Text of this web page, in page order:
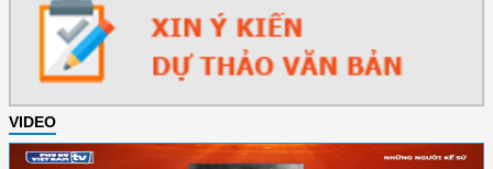
VIDEO